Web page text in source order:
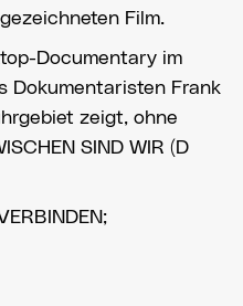
Film.
Documentary im
Dokumentaristen Frank
zeigt, ohne
SIND WIR (D